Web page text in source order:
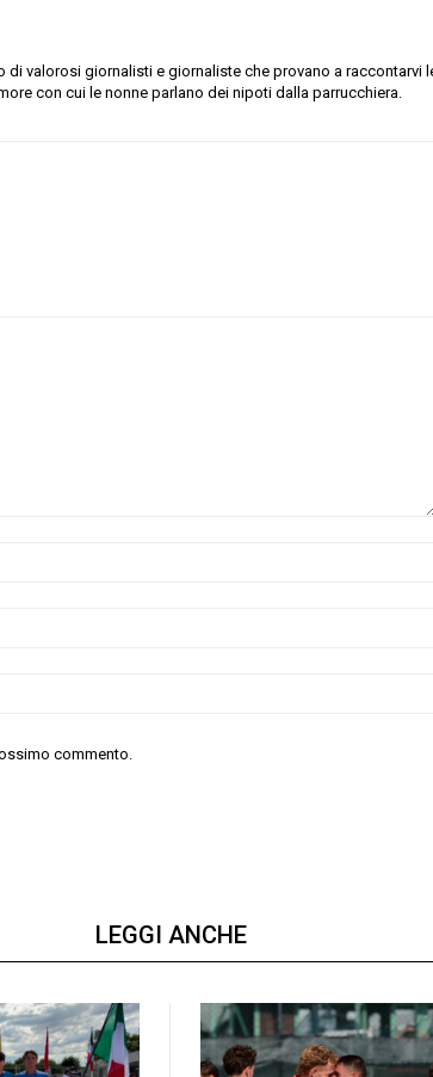
valorosi giornalisti e giornaliste che provano a raccontarvi
con cui le nonne parlano dei nipoti dalla parrucchiera.
commento.
LEGGI ANCHE